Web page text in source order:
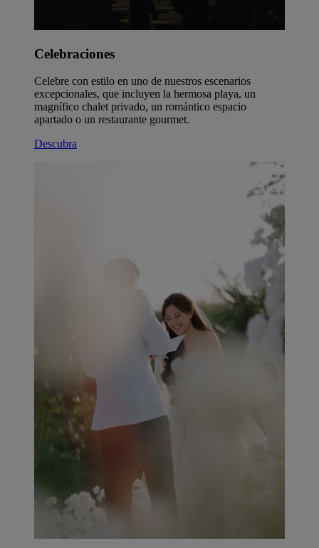
Celebraciones
Celebre con estilo en uno de nuestros escenarios
excepcionales, que incluyen la hermosa playa, un
magnífico chalet privado, un romántico espacio
apartado o un restaurante gourmet.
Descubra